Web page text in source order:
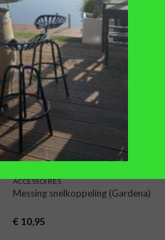
TOEVOEGEN
VERLANGLIJST
ACCESSOIRES
Messing snelkoppeling (Gardena)
€10,95